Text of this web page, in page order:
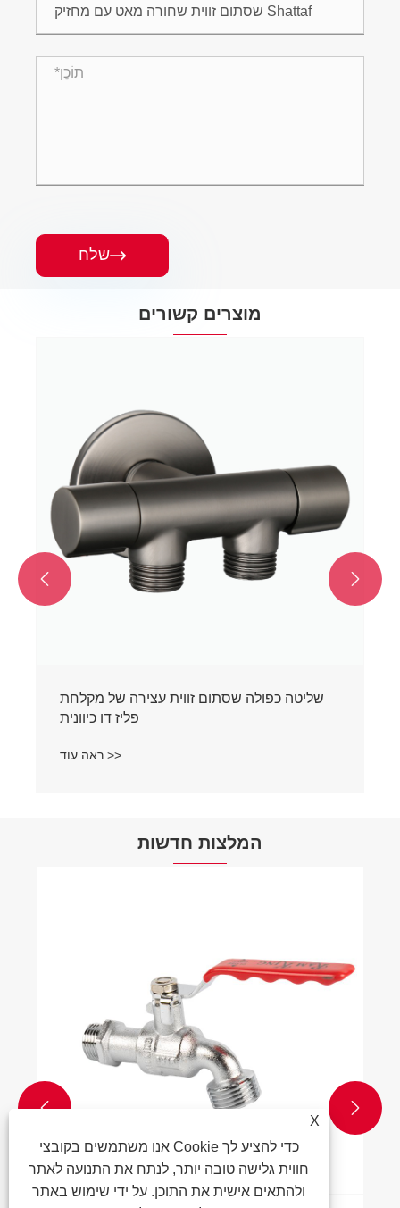
שלח
מוצרים קשורים
שליטה כפולה שסתום זווית עצירה של מקלחת
פליז דו כיוונית
ראה עוד >>
 
המלצות חדשות
 
X
אנו משתמשים בקובצי Cookie כדי להציע לך
חווית גלישה טובה יותר, לנתח את התנועה לאתר
ולהתאים אישית את התוכן. על ידי שימוש באתר